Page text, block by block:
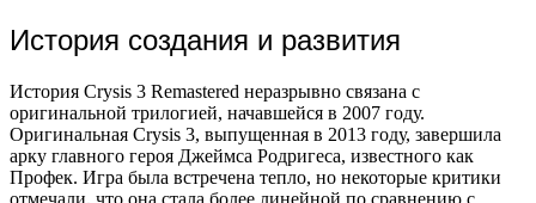
История создания и развития
История Crysis 3 Remastered неразрывно связана с
оригинальной трилогией, начавшейся в 2007 году.
Оригинальная Crysis 3, выпущенная в 2013 году, завершила
арку главного героя Джеймса Родригеса, известного как
Профек. Игра была встречена тепло, но некоторые критики
отмечали, что она стала более линейной по сравнению с